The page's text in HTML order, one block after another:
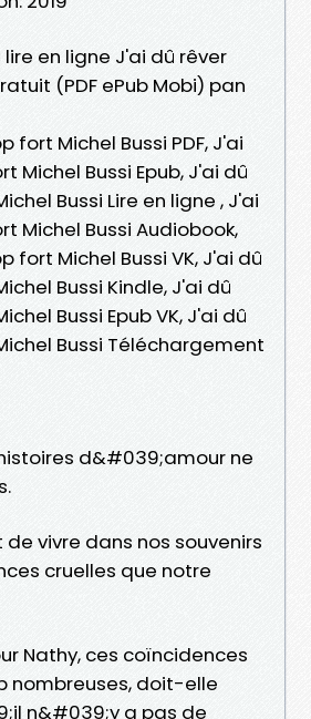
en ligne J'ai dû rêver
(PDF ePub Mobi) pan
fort Michel Bussi PDF, J'ai
Michel Bussi Epub, J'ai dû
Bussi Lire en ligne , J'ai
Michel Bussi Audiobook,
fort Michel Bussi VK, J'ai dû
Bussi Kindle, J'ai dû
Bussi Epub VK, J'ai dû
Bussi Téléchargement
d&#039;amour ne
de vivre dans nos souvenirs
cruelles que notre
Nathy, ces coïncidences
nombreuses, doit-elle
n&#039;y a pas de